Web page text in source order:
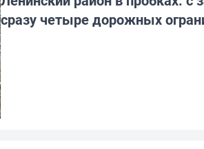
сразу четыре дорожных